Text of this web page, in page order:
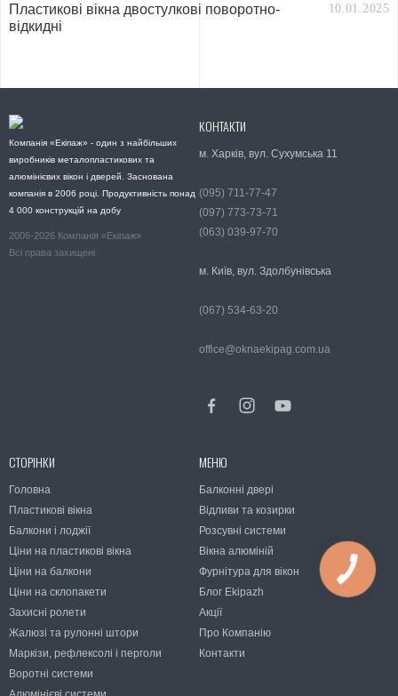
Пластикові вікна двостулкові поворотно-
відкидні
10.01.2025
Компанія «Екіпаж» - один з найбільших
виробників металопластикових та
алюмінієвих вікон і дверей. Заснована
компанія в 2006 році. Продуктивність понад
4 000 конструкцій на добу
2006-2026 Компанія «Екіпаж»
Всі права захищені
СТОРІНКИ
Головна
Пластикові вікна
Балкони і лоджії
Ціни на пластикові вікна
Ціни на балкони
Ціни на склопакети
Захисні ролети
Жалюзі та рулонні штори
Маркізи, рефлексолі і перголи
Воротні системи
МЕНЮ
Балконні двері
Відливи та козирки
Розсувні системи
Вікна алюміній
Фурнітура для вікон
Блог Ekipazh
Акції
Про Компанію
Контакти
КОНТАКТИ
м. Харків, вул. Сухумська 11
(095) 711-77-47
(097) 773-73-71
(063) 039-97-70
м. Київ, вул. Здолбунівська
(067) 534-63-20
office@oknaekipag.com.ua